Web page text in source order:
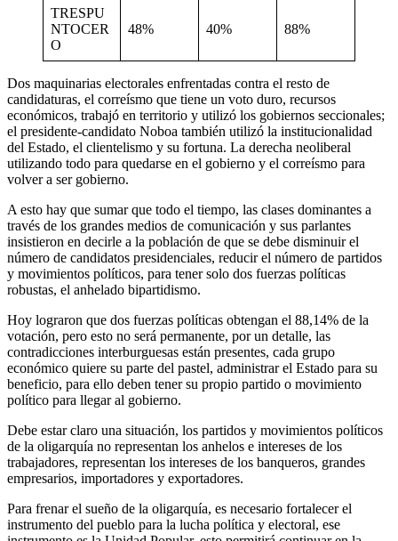
TRESPU
NTOCER
O
48% 40% 88%
Dos maquinarias electorales enfrentadas contra el resto de
candidaturas, el correísmo que tiene un voto duro, recursos
económicos, trabajó en territorio y utilizó los gobiernos seccionales;
el presidente-candidato Noboa también utilizó la institucionalidad
del Estado, el clientelismo y su fortuna. La derecha neoliberal
utilizando todo para quedarse en el gobierno y el correísmo para
volver a ser gobierno.
A esto hay que sumar que todo el tiempo, las clases dominantes a
través de los grandes medios de comunicación y sus parlantes
insistieron en decirle a la población de que se debe disminuir el
número de candidatos presidenciales, reducir el número de partidos
y movimientos políticos, para tener solo dos fuerzas políticas
robustas, el anhelado bipartidismo.
Hoy lograron que dos fuerzas políticas obtengan el 88,14% de la
votación, pero esto no será permanente, por un detalle, las
contradicciones interburguesas están presentes, cada grupo
económico quiere su parte del pastel, administrar el Estado para su
beneficio, para ello deben tener su propio partido o movimiento
político para llegar al gobierno.
Debe estar claro una situación, los partidos y movimientos políticos
de la oligarquía no representan los anhelos e intereses de los
trabajadores, representan los intereses de los banqueros, grandes
empresarios, importadores y exportadores.
Para frenar el sueño de la oligarquía, es necesario fortalecer el
instrumento del pueblo para la lucha política y electoral, ese